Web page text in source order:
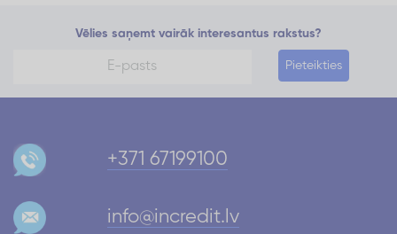
Vēlies saņemt vairāk interesantus rakstus?
Pieteikties
+371 67199100
info@incredit.lv